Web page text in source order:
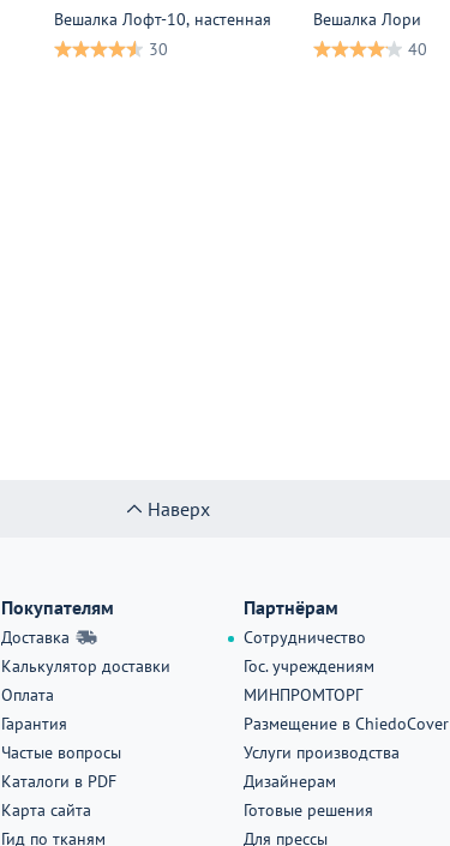
Вешалка Лофт-10, настенная
30
Вешалка Лори
40
Наверх
Покупателям
Доставка
Калькулятор доставки
Оплата
Гарантия
Частые вопросы
Каталоги в PDF
Карта сайта
Гид по тканям
Партнёрам
Сотрудничество
Гос. учреждениям
МИНПРОМТОРГ
Размещение в ChiedoCover
Услуги производства
Дизайнерам
Готовые решения
Для прессы